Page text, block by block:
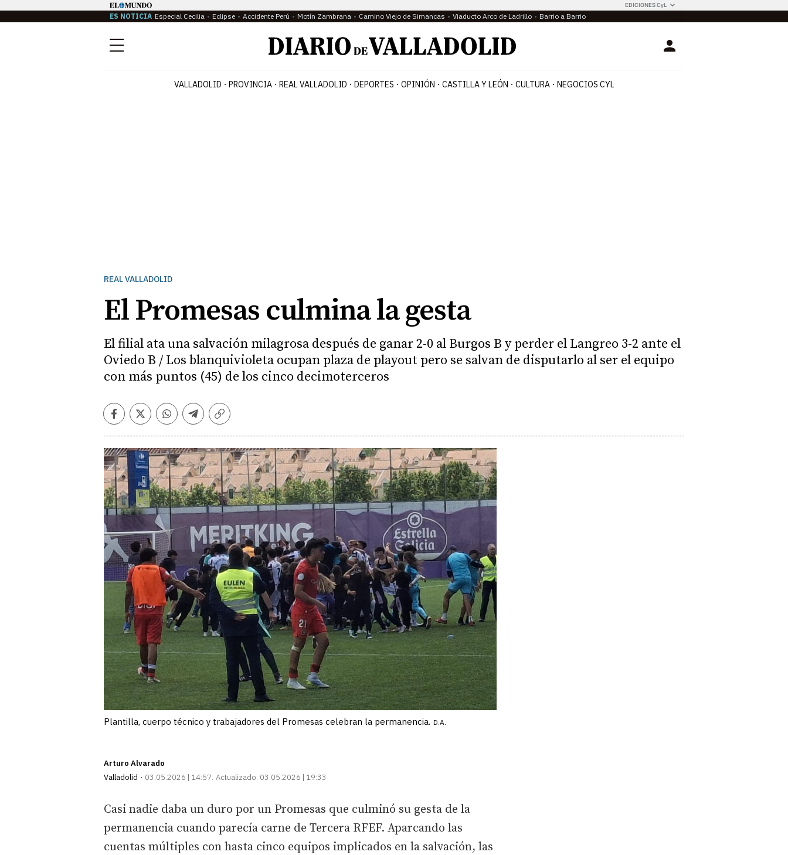
EDICIONES CyL
ES NOTICIA Especial Cecilia Eclipse Accidente Perú Motín Zambrana Camino Viejo de Simancas Viaducto Arco de Ladrillo Barrio a Barrio
Menú Login
VALLADOLID PROVINCIA REAL VALLADOLID DEPORTES OPINIÓN CASTILLA Y LEÓN CULTURA NEGOCIOS CYL
REAL VALLADOLID
El Promesas culmina la gesta
El filial ata una salvación milagrosa después de ganar 2-0 al Burgos B y perder el Langreo 3-2 ante el
Oviedo B / Los blanquivioleta ocupan plaza de playout pero se salvan de disputarlo al ser el equipo
con más puntos (45) de los cinco decimoterceros
Facebook
TwitterWhatsapp
Telegram
Copiar
Plantilla, cuerpo técnico y trabajadores del Promesas celebran la permanencia. D.A.
Arturo Alvarado
Valladolid
03.05.2026 | 14:57 Actualizado: 03.05.2026 | 19:33
Casi nadie daba un duro por un Promesas que culminó su gesta de la
permanencia cuando parecía carne de Tercera RFEF. Aparcando las
cuentas múltiples con hasta cinco equipos implicados en la salvación, las